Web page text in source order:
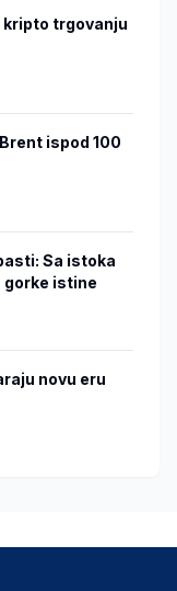
kripto trgovanju
ispod 100
Sa istoka
gorke istine
novu eru